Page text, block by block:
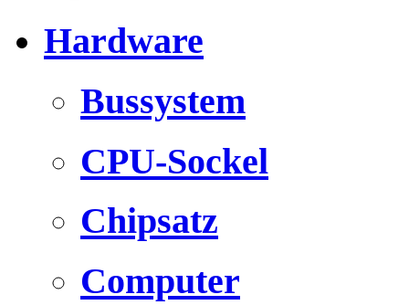
Hardware
Bussystem
CPU-Sockel
Chipsatz
Computer